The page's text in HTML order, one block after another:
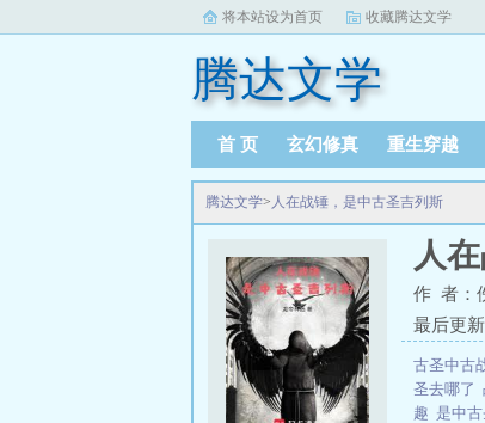
将本站设为首页 收藏腾达文学
腾达文学
首 页 玄幻修真 重生穿越
腾达文学> 人在战锤，是中古圣吉列斯
人
作 者：
最后更
古圣中古
圣去哪了
趣 是中